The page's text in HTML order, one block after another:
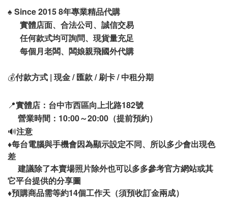
♠️ Since 2015 8年專業精品代購
實體店面、合法公司、誠信交易
任何款式均可詢問、現貨量充足
每個月老闆、闆娘親飛國外代購
💰付款方式 | 現金 / 匯款 / 刷卡 / 中租分期
📍實體店：台中市西區向上北路182號
營業時間：10:00～20:00（提前預約）
🔊注意
♦️每台電腦與手機會因為顯示設定不同、所以多少會出現色
差
建議除了本賣場照片除外也可以多多參考官方網站或其
它平台提供的分享圖
♦️預購商品需等約14個工作天（須預收訂金兩成）